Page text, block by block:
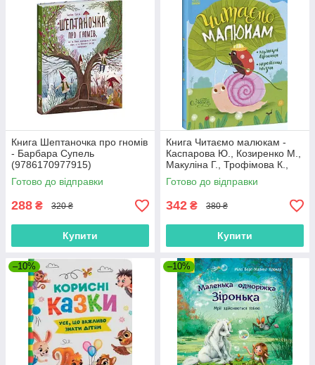
Книга Шептаночка про гномів
- Барбара Супель
(9786170977915)
Готово до відправки
288 ₴ 320 ₴
Купити
Книга Читаємо малюкам -
Каспарова Ю., Козиренко М.,
Макуліна Г., Трофімова К.,
Юліта Ран (9786170976888)
Готово до відправки
342 ₴ 380 ₴
Купити
–10% –10%